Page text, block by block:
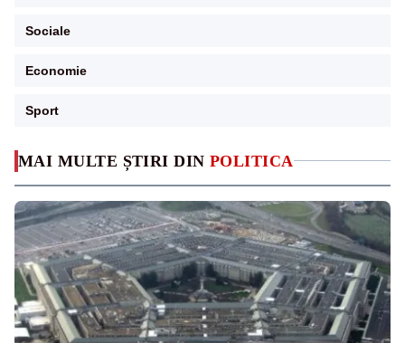
MAI MULTE ȘTIRI DIN POLITICA
Sociale
Economie
Sport